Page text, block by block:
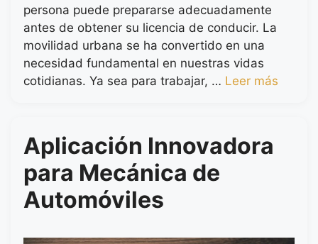
persona puede prepararse adecuadamente
antes de obtener su licencia de conducir. La
movilidad urbana se ha convertido en una
necesidad fundamental en nuestras vidas
cotidianas. Ya sea para trabajar, … Leer más
Aplicación Innovadora
para Mecánica de
Automóviles